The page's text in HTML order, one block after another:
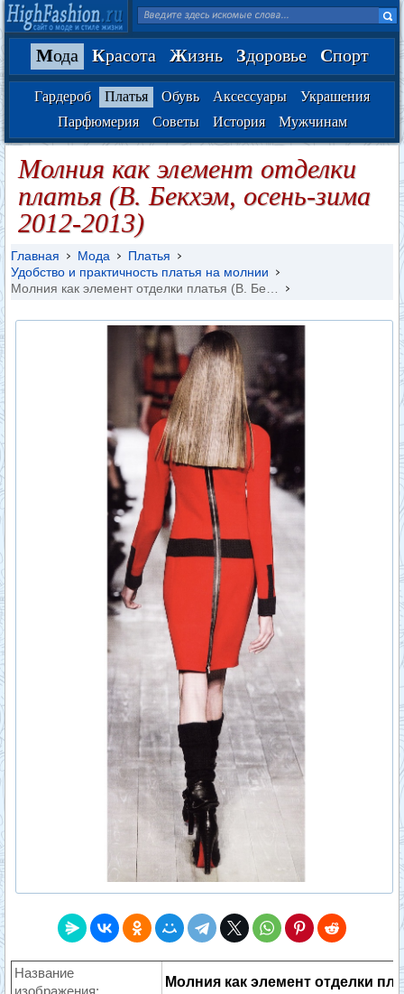
Мода Красота Жизнь Здоровье Спорт
Гардероб Платья Обувь Аксессуары
Украшения
Парфюмерия
Советы История Мужчинам
Молния как элемент отделки
платья (В. Бекхэм, осень-зима
2012-2013)
Главная Мода
Платья
Удобство и практичность платья на молнии
Молния как элемент отделки платья (В. Бе…
Название
изображения:
Молния как элемент отделки